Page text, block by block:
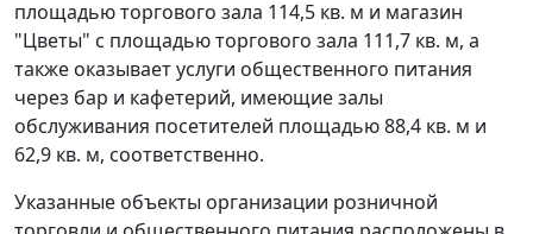
площадью торгового зала 114,5 кв. м и магазин
"Цветы" с площадью торгового зала 111,7 кв. м, а
также оказывает услуги общественного питания
через бар и кафетерий, имеющие залы
обслуживания посетителей площадью 88,4 кв. м и
62,9 кв. м, соответственно.
Указанные объекты организации розничной